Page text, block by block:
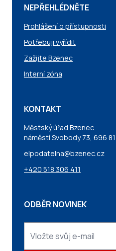
NEPŘEHLÉDNĚTE
Prohlášení o přístupnosti
Potřebuji vyřídit
Zažijte Bzenec
Interní zóna
KONTAKT
Městský úřad Bzenec
náměstí Svobody 73, 696
elpodatelna@bzenec.cz
+420 518 306 411
ODBĚR NOVINEK